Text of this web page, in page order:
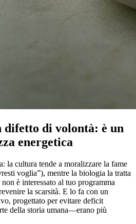
difetto di volontà: è un
energetica
la cultura tende a moralizzare la fame
voglia”), mentre la biologia la tratta
è interessato al tuo programma
la scarsità. E lo fa con un
progettato per evitare deficit
della storia umana—erano più